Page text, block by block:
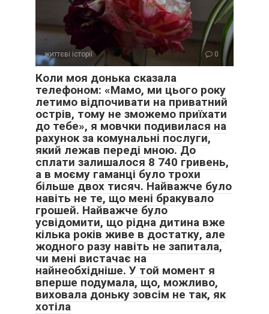
життєві історії 0
Коли моя донька сказала
телефоном: «Мамо, ми цього року
летимо відпочивати на приватний
острів, тому не зможемо приїхати
до тебе», я мовчки подивилася на
рахунок за комунальні послуги,
який лежав переді мною. До
сплати залишалося 8 740 гривень,
а в моєму гаманці було трохи
більше двох тисяч. Найважче було
навіть не те, що мені бракувало
грошей. Найважче було
усвідомити, що рідна дитина вже
кілька років живе в достатку, але
жодного разу навіть не запитала,
чи мені вистачає на
найнеобхідніше. У той момент я
вперше подумала, що, можливо,
виховала доньку зовсім не так, як
хотіла